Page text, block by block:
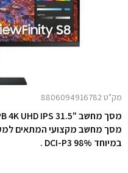
מק"ט 8806094916782
מסך מחשב "31.5 ViewFinity S80PB 4K UHD IPS מבית Samsung.
מסך מחשב מקצועי המתאים
במיוחד DCI-P3 98% .